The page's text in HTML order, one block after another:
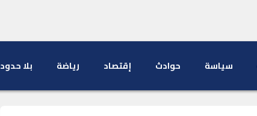
سياسة حوادث إقتصاد رياضة بلا حدود